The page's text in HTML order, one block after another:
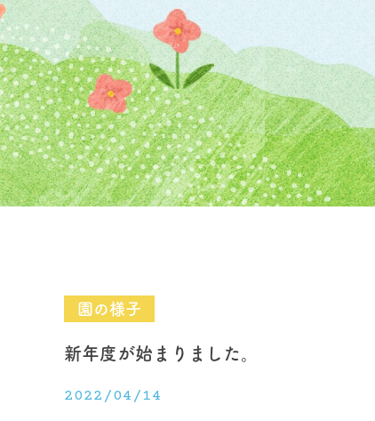
園の様子
新年度が始まりました。
2022/04/14